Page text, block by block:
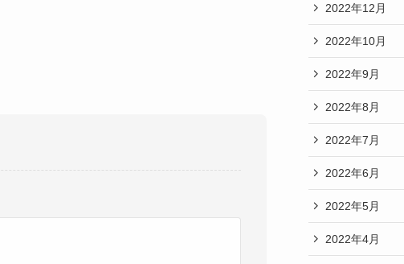
2022年12月
2022年10月
2022年9月
2022年8月
2022年7月
2022年6月
2022年5月
2022年4月